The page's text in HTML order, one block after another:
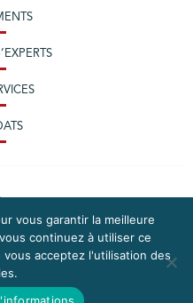
LÉGALES
vous garantir la meilleure
continuez à utiliser ce
acceptez l'utilisation des